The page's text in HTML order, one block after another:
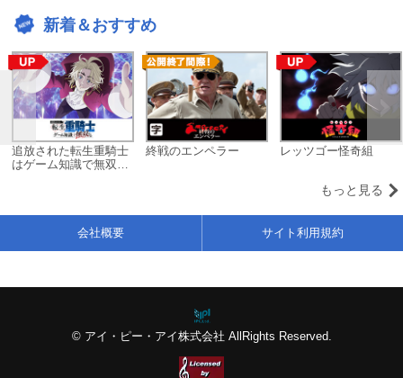
新着＆おすすめ
追放された転生重騎士
はゲーム知識で無双す
終戦のエンペラー レッツゴー怪奇組
もっと見る
© アイ・ピー・アイ株式会社 AllRights Reserved.
会社概要 サイト利用規約